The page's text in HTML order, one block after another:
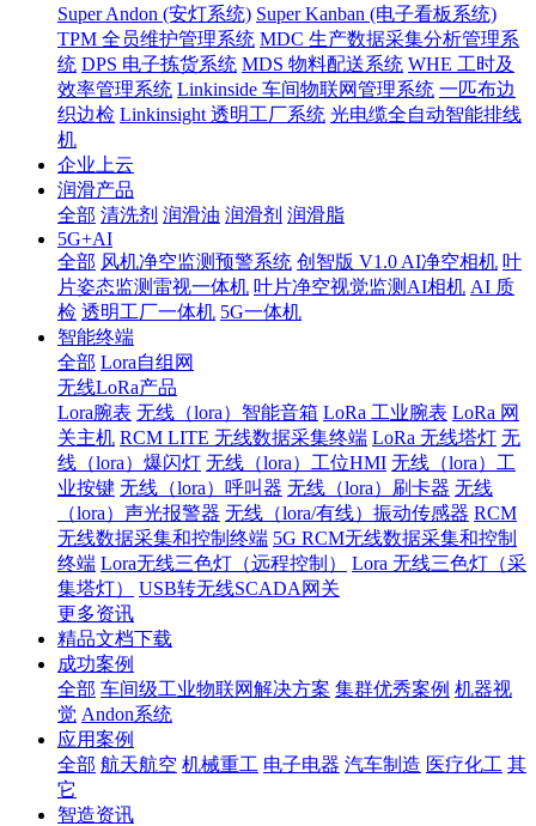
Super Andon (安灯系统) Super Kanban (电子看板系统)
TPM 全员维护管理系统 MDC 生产数据采集分析管理系
统 DPS 电子拣货系统 MDS 物料配送系统 WHE 工时及
效率管理系统 Linkinside 车间物联网管理系统 一匹布边
织边检 Linkinsight 透明工厂系统 光电缆全自动智能排线
机
企业上云
润滑产品
全部 清洗剂 润滑油 润滑剂 润滑脂
5G+AI
全部 风机净空监测预警系统 创智版 V1.0 AI净空相机 叶
片姿态监测雷视一体机 叶片净空视觉监测AI相机 AI 质
检 透明工厂一体机 5G一体机
智能终端
全部 Lora自组网
无线LoRa产品
Lora腕表 无线（lora）智能音箱 LoRa 工业腕表 LoRa 网
关主机 RCM LITE 无线数据采集终端 LoRa 无线塔灯 无
线（lora）爆闪灯 无线（lora）工位HMI 无线（lora）工
业按键 无线（lora）呼叫器 无线（lora）刷卡器 无线
（lora）声光报警器 无线（lora/有线）振动传感器 RCM
无线数据采集和控制终端 5G RCM无线数据采集和控制
终端 Lora无线三色灯（远程控制）
Lora 无线三色灯（采
集塔灯）
USB转无线SCADA网关
更多资讯
精品文档下载
成功案例
全部 车间级工业物联网解决方案 集群优秀案例 机器视
觉 Andon系统
应用案例
全部 航天航空 机械重工 电子电器 汽车制造 医疗化工 其
它
智造资讯